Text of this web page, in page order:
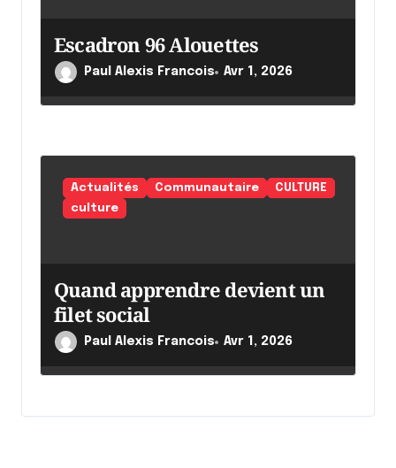
Escadron 96 Alouettes
Paul Alexis Francois Avr 1, 2026
Actualités Communautaire
CULTURE
culture
Quand apprendre devient un
filet social
Paul Alexis Francois Avr 1, 2026